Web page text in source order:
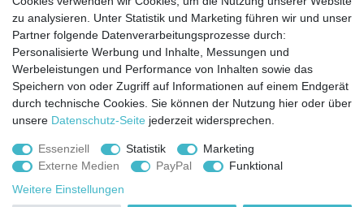
Impressum
Aktuelles rund um Montessori-Materialien und
Montessori-Pädagogik.
Kostenfreie wöchentliche Infos
Hiermit bestätige ich, dass ich dieDaten­schutz­erklärunggelesen habe. Sie
Abonnieren
zu analysieren. Unter Statistik und Marketing führen wir und unser
Partner folgende Datenverarbeitungsprozesse durch:
Personalisierte Werbung und Inhalte, Messungen und
Werbeleistungen und Performance von Inhalten sowie das
Speichern von oder Zugriff auf Informationen auf einem Endgerät
durch technische Cookies. Sie können der Nutzung hier oder über
unsere Datenschutz-Seite jederzeit widersprechen.
Essenziell Statistik
Marketing
Externe Medien
PayPal
Funktional
Weitere Einstellungen